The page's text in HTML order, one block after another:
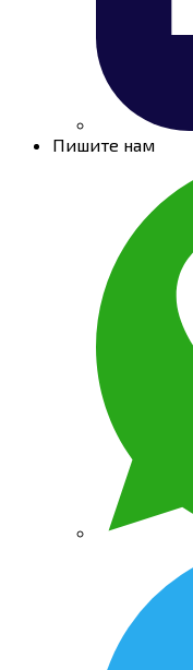
Пишите нам